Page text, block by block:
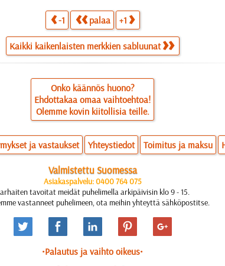
-1 palaa +1
Kaikki kaikenlaisten merkkien sabluunat
Onko käännös huono?
Ehdottakaa omaa vaihtoehtoa!
Olemme kovin kiitollisia teille.
ja vastaukset Yhteystiedot Toimitus ja maksu
Valmistettu Suomessa
Asiakaspalvelu: 0400 764 075
tavoitat meidät puhelimella arkipäivisin klo 9 - 15.
vastanneet puhelimeen, ota meihin yhteyttä sähköpostitse.
•Palautus ja vaihto oikeus•